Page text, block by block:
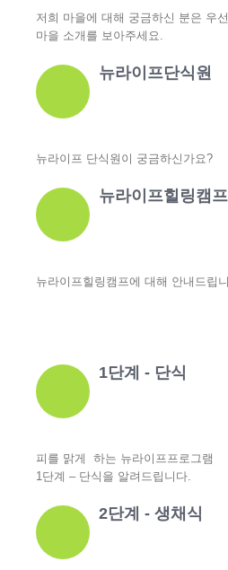
저희 마을에 대해 궁금하신 분은 우선
마을 소개를 보아주세요.
뉴라이프단식원
뉴라이프 단식원이 궁금하신가요?
뉴라이프힐링캠프
뉴라이프힐링캠프에 대해 안내드립
1단계 - 단식
피를 맑게 하는 뉴라이프프로그램
1단계 – 단식을 알려드립니다.
2단계 - 생채식